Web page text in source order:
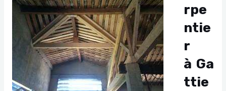
rpe
ntie
r
à Ga
ttie